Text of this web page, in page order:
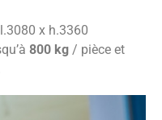
x h.3360
800 kg / pièce et